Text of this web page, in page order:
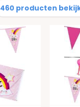
460 producten